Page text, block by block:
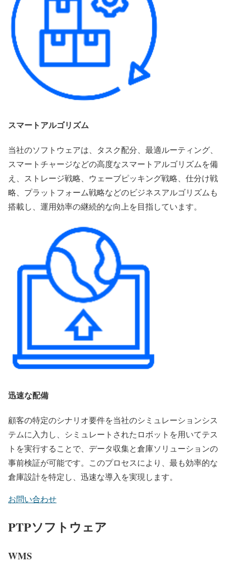
スマートアルゴリズム
当社のソフトウェアは、タスク配分、最適ルーティング、
スマートチャージなどの高度なスマートアルゴリズムを備
え、ストレージ戦略、ウェーブピッキング戦略、仕分け戦
略、プラットフォーム戦略などのビジネスアルゴリズムも
搭載し、運用効率の継続的な向上を目指しています。
迅速な配備
顧客の特定のシナリオ要件を当社のシミュレーションシス
テムに入力し、シミュレートされたロボットを用いてテス
トを実行することで、データ収集と倉庫ソリューションの
事前検証が可能です。このプロセスにより、最も効率的な
倉庫設計を特定し、迅速な導入を実現します。
お問い合わせ
PTPソフトウェア
WMS